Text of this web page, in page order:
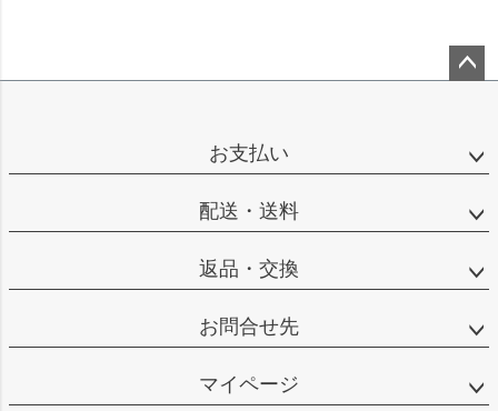
お支払い
配送・送料
返品・交換
お問合せ先
マイページ